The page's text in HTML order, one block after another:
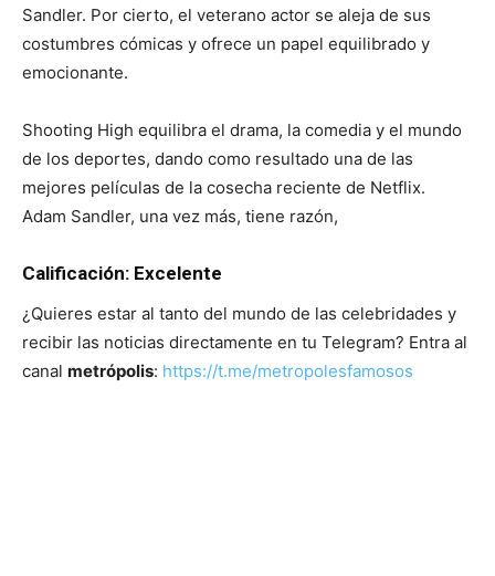
Sandler. Por cierto, el veterano actor se aleja de sus
costumbres cómicas y ofrece un papel equilibrado y
emocionante.
Shooting High equilibra el drama, la comedia y el mundo
de los deportes, dando como resultado una de las
mejores películas de la cosecha reciente de Netflix.
Adam Sandler, una vez más, tiene razón,
Calificación: Excelente
¿Quieres estar al tanto del mundo de las celebridades y
recibir las noticias directamente en tu Telegram? Entra al
canal metrópolis: https://t.me/metropolesfamosos